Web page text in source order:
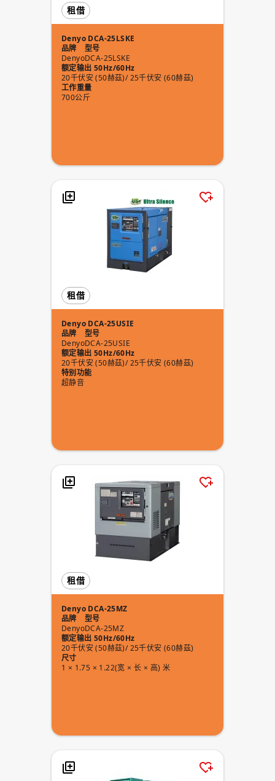
租借
Denyo DCA-25LSKE
品牌
Denyo
型号
DCA-25LSKE
额定输出 50Hz/60Hz
20千伏安 (50赫茲)/ 25千伏安 (60赫茲)
工作重量
700公斤
租借
Denyo DCA-25USIE
品牌
Denyo
型号
DCA-25USIE
额定输出 50Hz/60Hz
20千伏安 (50赫茲)/ 25千伏安 (60赫茲)
特别功能
超静音
租借
Denyo DCA-25MZ
品牌
Denyo
型号
DCA-25MZ
额定输出 50Hz/60Hz
20千伏安 (50赫茲)/ 25千伏安 (60赫茲)
尺寸
1 × 1.75 × 1.22(宽 × 长 × 高) 米